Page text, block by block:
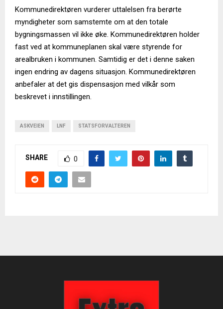
Kommunedirektøren vurderer uttalelsen fra berørte
myndigheter som samstemte om at den totale
bygningsmassen vil ikke øke. Kommunedirektøren holder
fast ved at kommuneplanen skal være styrende for
arealbruken i kommunen. Samtidig er det i denne saken
ingen endring av dagens situasjon. Kommunedirektøren
anbefaler at det gis dispensasjon med vilkår som
beskrevet i innstillingen.
ASKVEIEN LNF STATSFORVALTEREN
SHARE 0